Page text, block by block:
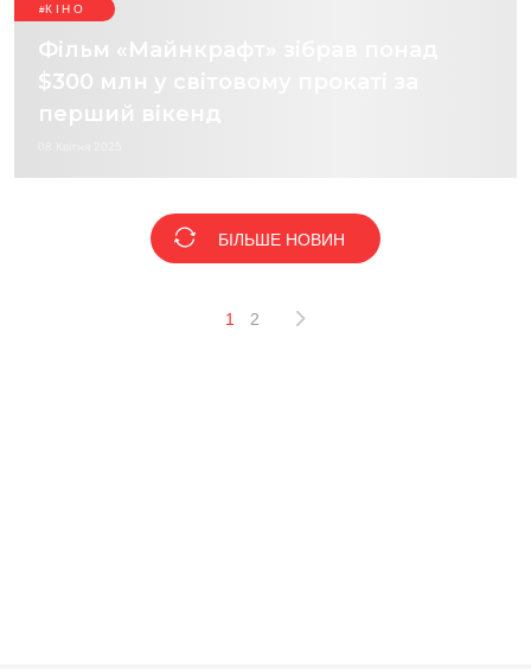
КІНО
Фільм «Майнкрафт» зібрав понад
$300 млн у світовому прокаті за
перший вікенд
БІЛЬШЕ НОВИН
1 2